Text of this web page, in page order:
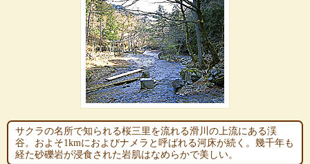
サクラの名所で知られる桜三里を流れる滑川の上流にある渓
谷。およそ1kmにおよびナメラと呼ばれる河床が続く。幾千年も
経た砂礫岩が浸食された岩肌はなめらかで美しい。